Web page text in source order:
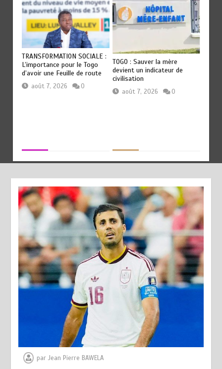
TRANSFORMATION SOCIALE :
L’importance pour le Togo
d’avoir une Feuille de route
août 7, 2026 0
TOGO : Sauver la mère
devient un indicateur de
civilisation
août 7, 2026 0
RODRI
parJean Pierre BAWELA